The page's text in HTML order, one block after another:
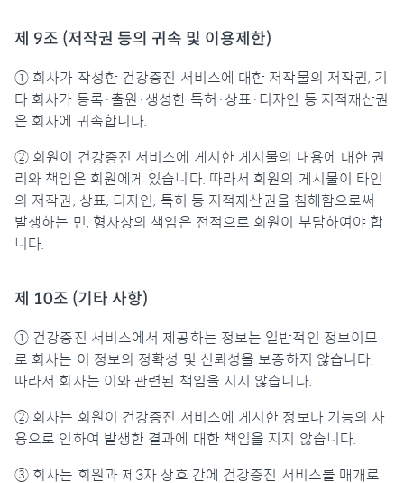
제 9조 (저작권 등의 귀속 및 이용제한)
① 회사가 작성한 건강증진 서비스에 대한 저작물의 저작권, 기
타 회사가 등록·출원·생성한 특허·상표·디자인 등 지적재산권
은 회사에 귀속합니다.
② 회원이 건강증진 서비스에 게시한 게시물의 내용에 대한 권
리와 책임은 회원에게 있습니다. 따라서 회원의 게시물이 타인
의 저작권, 상표, 디자인, 특허 등 지적재산권을 침해함으로써
발생하는 민, 형사상의 책임은 전적으로 회원이 부담하여야 합
니다.
제 10조 (기타 사항)
① 건강증진 서비스에서 제공하는 정보는 일반적인 정보이므
로 회사는 이 정보의 정확성 및 신뢰성을 보증하지 않습니다.
따라서 회사는 이와 관련된 책임을 지지 않습니다.
② 회사는 회원이 건강증진 서비스에 게시한 정보나 기능의 사
용으로 인하여 발생한 결과에 대한 책임을 지지 않습니다.
③ 회사는 회원과 제3자 상호 간에 건강증진 서비스를 매개로